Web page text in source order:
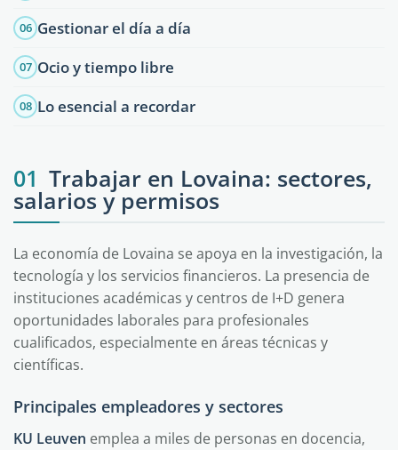
06 Gestionar el día a día
07 Ocio y tiempo libre
08 Lo esencial a recordar
01 Trabajar en Lovaina: sectores,
salarios y permisos
La economía de Lovaina se apoya en la investigación, la
tecnología y los servicios financieros. La presencia de
instituciones académicas y centros de I+D genera
oportunidades laborales para profesionales
cualificados, especialmente en áreas técnicas y
científicas.
Principales empleadores y sectores
KU Leuven emplea a miles de personas en docencia,